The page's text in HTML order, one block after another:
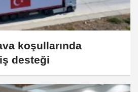
koşullarında
desteği